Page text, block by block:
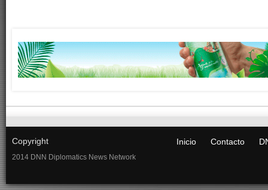
Copyright
2014 DNN Diplomatics News Network
Inicio Contacto